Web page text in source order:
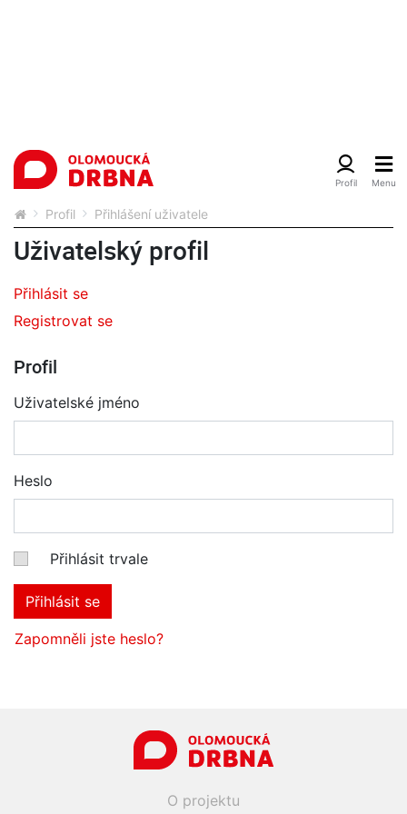
Profil Přihlášení uživatele
Uživatelský profil
Přihlásit se
Registrovat se
Profil
Uživatelské jméno
Heslo
Přihlásit trvale
Přihlásit se
Zapomněli jste heslo?
O projektu